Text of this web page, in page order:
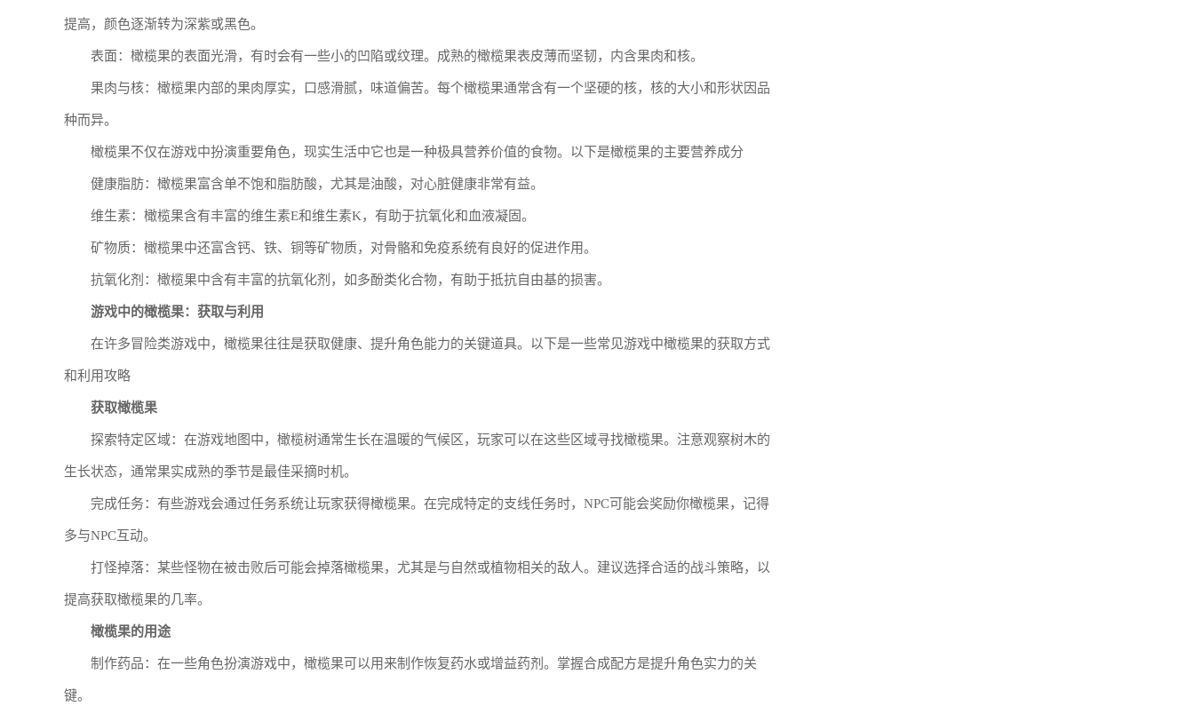
提高，颜色逐渐转为深紫或黑色。
表面：橄榄果的表面光滑，有时会有一些小的凹陷或纹理。成熟的橄榄果表皮薄而坚韧，内含果肉和核。
果肉与核：橄榄果内部的果肉厚实，口感滑腻，味道偏苦。每个橄榄果通常含有一个坚硬的核，核的大小和形状因品
种而异。
橄榄果不仅在游戏中扮演重要角色，现实生活中它也是一种极具营养价值的食物。以下是橄榄果的主要营养成分
健康脂肪：橄榄果富含单不饱和脂肪酸，尤其是油酸，对心脏健康非常有益。
维生素：橄榄果含有丰富的维生素E和维生素K，有助于抗氧化和血液凝固。
矿物质：橄榄果中还富含钙、铁、铜等矿物质，对骨骼和免疫系统有良好的促进作用。
抗氧化剂：橄榄果中含有丰富的抗氧化剂，如多酚类化合物，有助于抵抗自由基的损害。
游戏中的橄榄果：获取与利用
在许多冒险类游戏中，橄榄果往往是获取健康、提升角色能力的关键道具。以下是一些常见游戏中橄榄果的获取方式
和利用攻略
获取橄榄果
探索特定区域：在游戏地图中，橄榄树通常生长在温暖的气候区，玩家可以在这些区域寻找橄榄果。注意观察树木的
生长状态，通常果实成熟的季节是最佳采摘时机。
完成任务：有些游戏会通过任务系统让玩家获得橄榄果。在完成特定的支线任务时，NPC可能会奖励你橄榄果，记得
多与NPC互动。
打怪掉落：某些怪物在被击败后可能会掉落橄榄果，尤其是与自然或植物相关的敌人。建议选择合适的战斗策略，以
提高获取橄榄果的几率。
橄榄果的用途
制作药品：在一些角色扮演游戏中，橄榄果可以用来制作恢复药水或增益药剂。掌握合成配方是提升角色实力的关
键。